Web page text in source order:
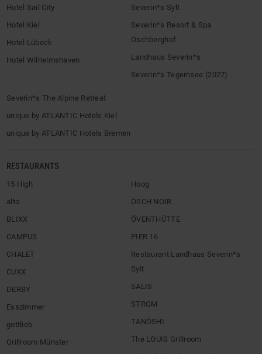
Hotel Sail City
Hotel Kiel
Hotel Lübeck
Hotel Wilhelmshaven
Severin*s Sylt
Severin*s Resort & Spa
Öschberghof
Landhaus Severin*s
Severin*s Tegernsee (2027)
Severin*s The Alpine Retreat
unique by ATLANTIC Hotels Kiel
unique by ATLANTIC Hotels Bremen
RESTAURANTS
15 High
alto
BLIXX
CAMPUS
CHALET
CUXX
DERBY
Esszimmer
gottlieb
Grillroom Münster
Hoog
ÖSCH NOIR
ÖVENTHÜTTE
PIER 16
Restaurant Landhaus Severin*s
Sylt
SALIS
STROM
TANÖSHI
The LOUIS Grillroom